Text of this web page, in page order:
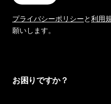
プライバシーポリシーと利用
願いします。
お困りですか？